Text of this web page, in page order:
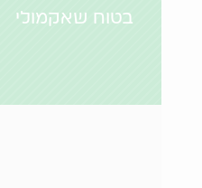
בטוח שאקמולי